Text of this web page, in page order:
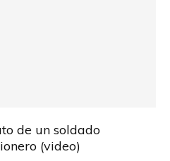
de un soldado
(video)